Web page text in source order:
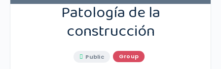
Patología de la
construcción
Public Group